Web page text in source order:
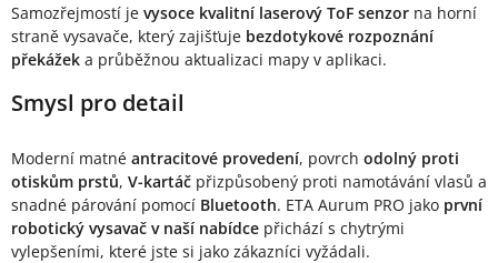
Samozřejmostí je vysoce kvalitní laserový ToF senzor na horní
straně vysavače, který zajišťuje bezdotykové rozpoznání
překážek a průběžnou aktualizaci mapy v aplikaci.
Smysl pro detail
Moderní matné antracitové provedení, povrch odolný proti
otiskům prstů, V-kartáč přizpůsobený proti namotávání vlasů a
snadné párování pomocí Bluetooth. ETA Aurum PRO jako první
robotický vysavač v naší nabídce přichází s chytrými
vylepšeními, které jste si jako zákazníci vyžádali.